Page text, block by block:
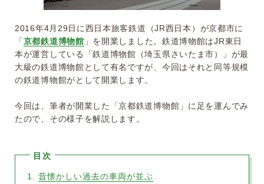
2016年4月29日に西日本旅客鉄道（JR西日本）が京都市に
「京都鉄道博物館 」を開業しました。鉄道博物館はJR東日
本が運営している「鉄道博物館（埼玉県さいたま市）」が最
大級の鉄道博物館として有名ですが、今回はそれと同等規模
の鉄道博物館がとして開業します。
今回は、筆者が開業した「京都鉄道博物館」に足を運んでみ
たので、その様子を解説します。
昔懐かしい過去の車両が並ぶ